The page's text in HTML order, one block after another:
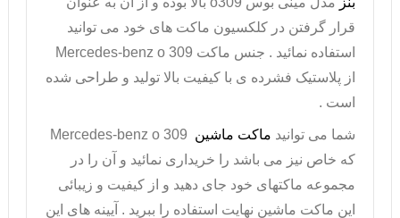
قرار گرفتن در کلکسیون ماکت های خود می توانید
استفاده نمائید . جنس ماکت Mercedes-benz o 309
از پلاستیک فشرده ی با کیفیت بالا تولید و طراحی شده
است .
شما می توانید ماکت ماشین Mercedes-benz o 309
که خاص نیز می باشد را خریداری نمائید و آن را در
مجموعه ماکتهای خود جای دهید و از کیفیت و زیبائی
این ماکت ماشین نهایت استفاده را ببرید . آیینه های این